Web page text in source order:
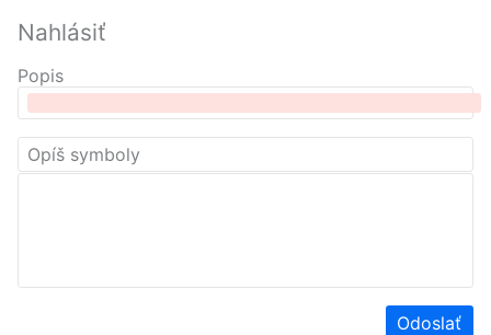
Nahlásiť
Popis
Odoslať